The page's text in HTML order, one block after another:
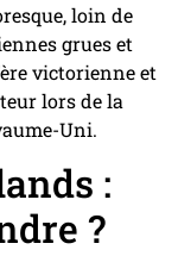
loin de
grues et
victorienne et
lors de la
Uni.
:
?